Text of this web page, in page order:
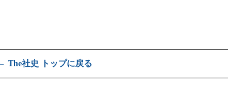
The社史 トップに戻る